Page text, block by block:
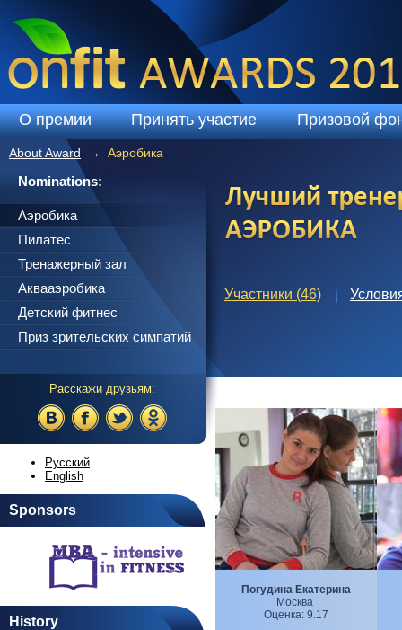
О премии Принять участие Призовой
You are here
About Award Аэробика
Primary tabs
Участники (46) (active tab)
Погудина Екатерина
Москва
Оценка: 9.17
Nominations:
Аэробика
Пилатес
Тренажерный зал
Аквааэробика
Детский фитнес
Приз зрительских симпатий
Расскажи друзьям:
Русский
English
Sponsors
History